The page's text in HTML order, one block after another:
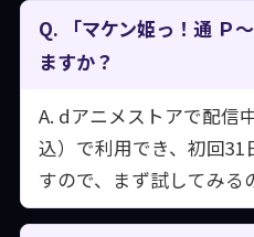
Q. 「マケン姫っ！通 Ｐ
ますか？
A. dアニメストアで配信
込）で利用でき、初回31
すので、まず試してみる